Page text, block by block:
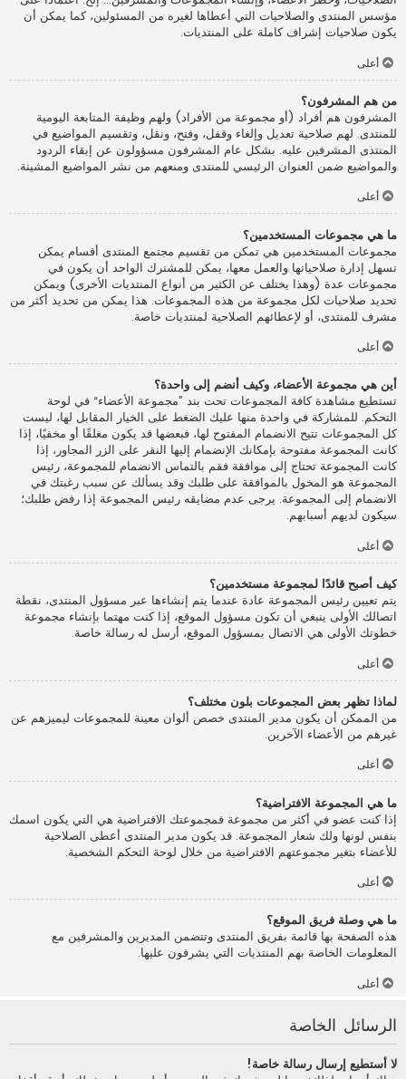
مؤسس المنتدى والصلاحيات التي أعطاها لغيره من المسئولين، كما يمكن أن
يكون صلاحيات إشراف كاملة على المنتديات.
أعلى
من هم المشرفون؟
المشرفون هم أفراد (أو مجموعة من الأفراد) ولهم وظيفة المتابعة اليومية
للمنتدى. لهم صلاحية تعديل وإلغاء وقفل، وفتح، ونقل، وتقسيم المواضيع في
المنتدى المشرفين عليه. بشكل عام المشرفون مسؤولون عن إبقاء الردود
والمواضيع ضمن العنوان الرئيسي للمنتدى ومنعهم من نشر المواضيع المشينة.
أعلى
ما هي مجموعات المستخدمين؟
مجموعات المستخدمين هي تمكن من تقسيم مجتمع المنتدى أقسام يمكن
تسهل إدارة صلاحياتها والعمل معها، يمكن للمشترك الواحد أن يكون في
مجموعات عدة (وهذا يختلف عن الكثير من أنواع المنتديات الأخرى) ويمكن
تحديد صلاحيات لكل مجموعة من هذه المجموعات. هذا يمكن من تحديد أكثر من
مشرف للمنتدى، أو لإعطائهم الصلاحية لمنتديات خاصة.
أعلى
أين هي مجموعة الأعضاء، وكيف أنضم إلى واحدة؟
تستطيع مشاهدة كافة المجموعات تحت بند ”مجموعة الأعضاء“ في لوحة
التحكم. للمشاركة في واحدة منها عليك الضغط على الخيار المقابل لها، ليست
كل المجموعات تتيح الانضمام المفتوح لها، فبعضها قد يكون مغلقًا أو مخفيًا، إذا
كانت المجموعة مفتوحة بإمكانك الإنضمام إليها النقر على الزر المجاور، إذا
كانت المجموعة تحتاج إلى موافقة فقم بالتماس الانضمام للمجموعة، رئيس
المجموعة هو المخول بالموافقة على طلبك وقد يسألك عن سبب رغبتك في
الانضمام إلى المجموعة. يرجى عدم مضايقه رئيس المجموعة إذا رفض طلبك؛
سيكون لديهم أسبابهم.
أعلى
كيف أصبح قائدًا لمجموعة مستخدمين؟
يتم تعيين رئيس المجموعة عادة عندما يتم إنشاءها عبر مسؤول المنتدى، نقطة
اتصالك الأولى ينبغي أن تكون مسؤول الموقع، إذا كنت مهتما بإنشاء مجموعة
خطوتك الأولى هي الاتصال بمسؤول الموقع، أرسل له رسالة خاصة.
أعلى
لماذا تظهر بعض المجموعات بلون مختلف؟
من الممكن أن يكون مدير المنتدى خصص ألوان معينة للمجموعات ليميزهم عن
غيرهم من الأعضاء الآخرين.
أعلى
ما هي المجموعة الافتراضية؟
إذا كنت عضو في أكثر من مجموعة فمجموعتك الافتراضية هي التي يكون اسمك
بنفس لونها ولك شعار المجموعة. قد يكون مدير المنتدى أعطى الصلاحية
للأعضاء بتغير مجموعتهم الافتراضية من خلال لوحة التحكم الشخصية.
أعلى
ما هي وصلة فريق الموقع؟
هذه الصفحة بها قائمة بفريق المنتدى وتتضمن المديرين والمشرفين مع
المعلومات الخاصة بهم المنتديات التي يشرفون عليها.
أعلى
الرسائل الخاصة
لا أستطيع إرسال رسالة خاصة!